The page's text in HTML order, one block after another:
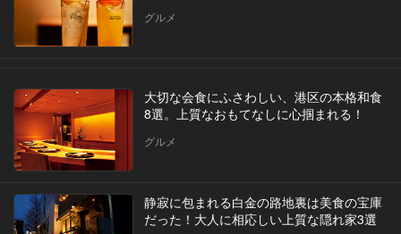
グルメ
大切な会食にふさわしい、港区の本格和食
8選。上質なおもてなしに心掴まれる！
グルメ
静寂に包まれる白金の路地裏は美食の宝庫
だった！大人に相応しい上質な隠れ家3選